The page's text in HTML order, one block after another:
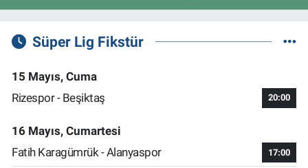
Süper Lig Fikstür
15 Mayıs, Cuma
Rizespor - Beşiktaş
20:00
16 Mayıs, Cumartesi
Fatih Karagümrük - Alanyaspor
17:00